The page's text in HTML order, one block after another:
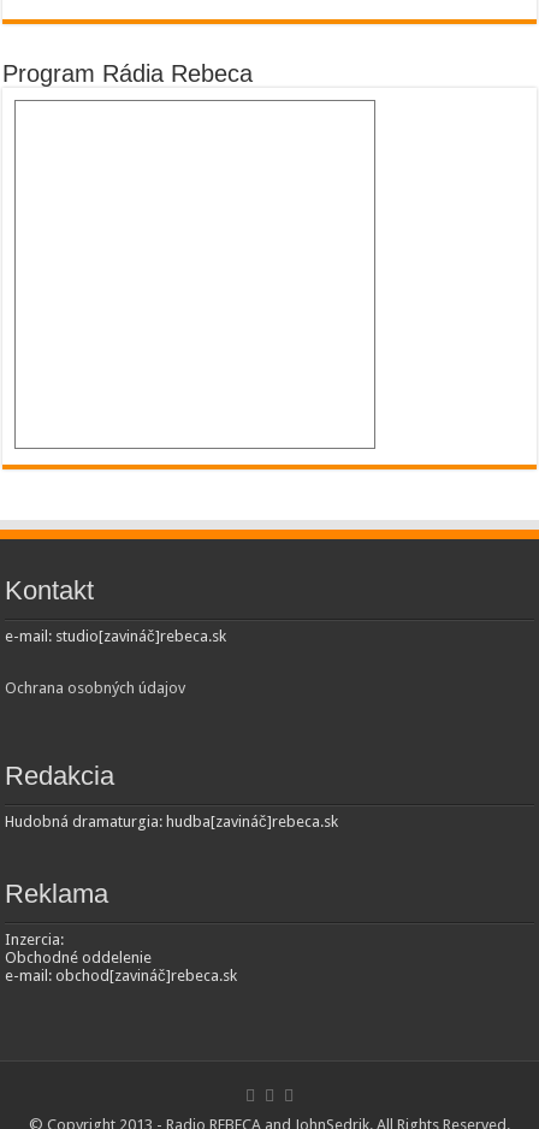
Program Rádia Rebeca
Kontakt
e-mail: studio[zavináč]rebeca.sk
Ochrana osobných údajov
Redakcia
Hudobná dramaturgia: hudba[zavináč]rebeca.sk
Reklama
Inzercia:
Obchodné oddelenie
e-mail: obchod[zavináč]rebeca.sk
© Copyright 2013 - Radio REBECA and JohnSedrik. All Rights Reserved.